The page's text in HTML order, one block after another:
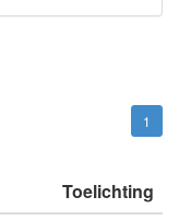
1
Toelichting